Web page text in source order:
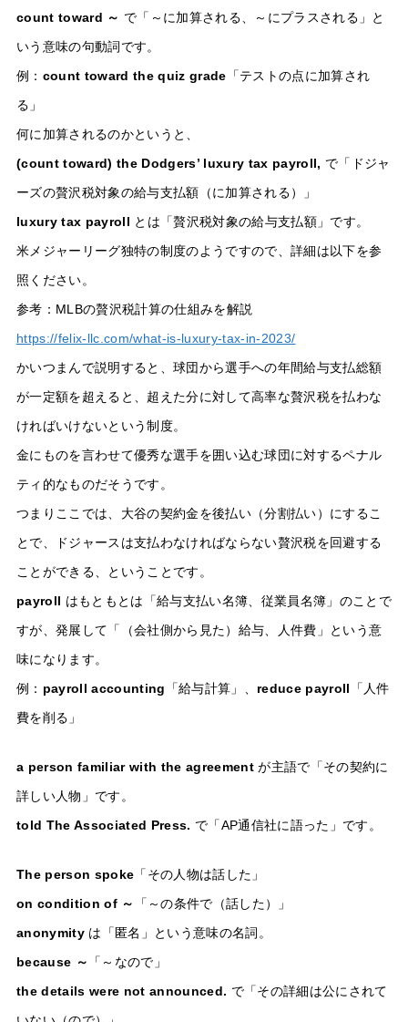
count toward ～ で「～に加算される、～にプラスされる」と
いう意味の句動詞です。
例： count toward the quiz grade 「テストの点に加算され
る」
何に加算されるのかというと、
(count toward) the Dodgers’ luxury tax payroll, で「ドジャ
ーズの贅沢税対象の給与支払額（に加算される）」
luxury tax payroll とは「贅沢税対象の給与支払額」です。
米メジャーリーグ独特の制度のようですので、詳細は以下を参
照ください。
参考：MLBの贅沢税計算の仕組みを解説
https://felix-llc.com/what-is-luxury-tax-in-2023/
かいつまんで説明すると、球団から選手への年間給与支払総額
が一定額を超えると、超えた分に対して高率な贅沢税を払わな
ければいけないという制度。
金にものを言わせて優秀な選手を囲い込む球団に対するペナル
ティ的なものだそうです。
つまりここでは、大谷の契約金を後払い（分割払い）にするこ
とで、ドジャースは支払わなければならない贅沢税を回避する
ことができる、ということです。
payroll はもともとは「給与支払い名簿、従業員名簿」のことで
すが、発展して「（会社側から見た）給与、人件費」という意
味になります。
例： payroll accounting 「給与計算」、 reduce payroll 「人件
費を削る」
a person familiar with the agreementが主語で「その契約に
詳しい人物」です。
told The Associated Press. で「AP通信社に語った」です。
The person spoke 「その人物は話した」
on condition of ～ 「～の条件で（話した）」
anonymity は「匿名」という意味の名詞。
because ～ 「～なので」
the details were not announced. で「その詳細は公にされて